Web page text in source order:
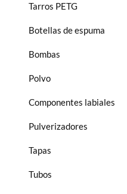
Tarros PETG
Botellas de espuma
Bombas
Polvo
Componentes labiales
Pulverizadores
Tapas
Tubos